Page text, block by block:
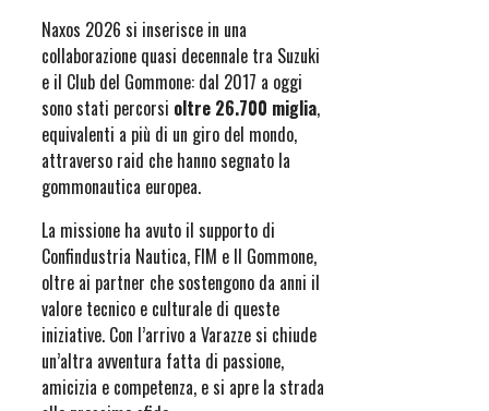
Naxos 2026 si inserisce in una
collaborazione quasi decennale tra Suzuki
e il Club del Gommone: dal 2017 a oggi
sono stati percorsi oltre 26.700 miglia,
equivalenti a più di un giro del mondo,
attraverso raid che hanno segnato la
gommonautica europea.
La missione ha avuto il supporto di
Confindustria Nautica, FIM e Il Gommone,
oltre ai partner che sostengono da anni il
valore tecnico e culturale di queste
iniziative. Con l’arrivo a Varazze si chiude
un’altra avventura fatta di passione,
amicizia e competenza, e si apre la strada